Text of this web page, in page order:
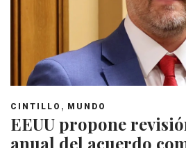
CINTILLO , MUNDO
EEUU propone
anual del acuerdo